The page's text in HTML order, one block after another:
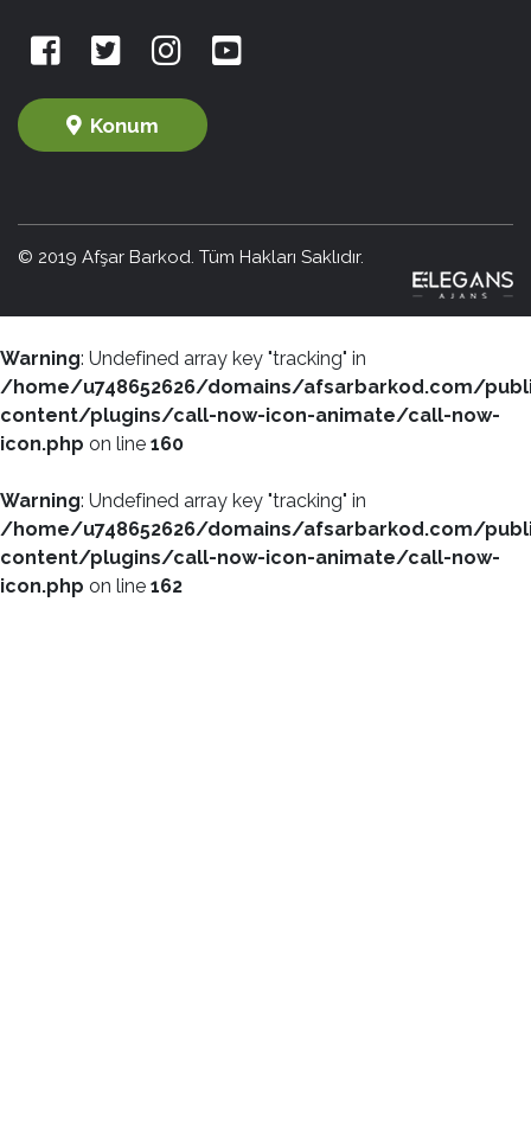
Konum
© 2019 Afşar Barkod. Tüm Hakları Saklıdır.
Warning: Undefined array key "tracking" in
/home/u748652626/domains/afsarbarkod.com/
content/plugins/call-now-icon-animate/call-now-
icon.php on line 160
Warning: Undefined array key "tracking" in
/home/u748652626/domains/afsarbarkod.com/
content/plugins/call-now-icon-animate/call-now-
icon.php on line 162